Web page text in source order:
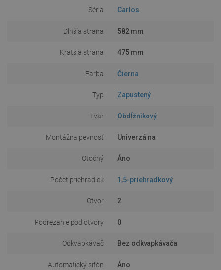
Séria Carlos
Dlhšia strana 582 mm
Kratšia strana 475 mm
Farba Čierna
Typ Zapustený
Tvar Obdĺžnikový
Montážna pevnosť Univerzálna
Otočný Áno
Počet priehradiek 1,5-priehradkový
Otvor 2
Podrezanie pod otvory 0
Odkvapkávač Bez odkvapkávača
Automatický sifón Áno